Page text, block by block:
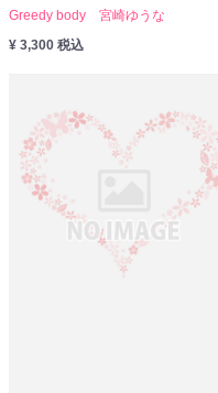
Greedy body 宮崎ゆうな
¥ 3,300 税込